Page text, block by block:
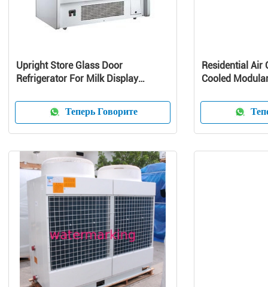
Upright Store Glass Door
Refrigerator For Milk Display
Теперь Говорите
Residential Air
Cooled